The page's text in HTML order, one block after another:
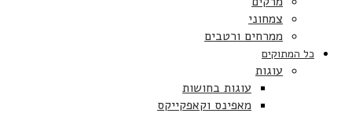
צמחוני
ממרחים ורטבים
כל המתוקים
עוגות
עוגות בחושות
מאפינס וקאפקייקס